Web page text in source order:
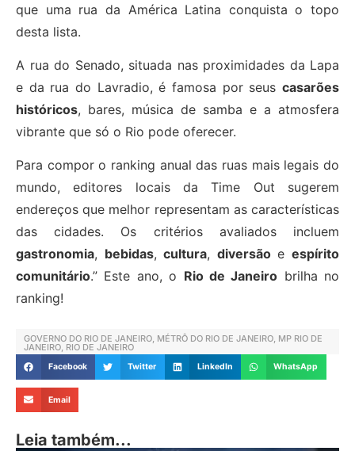
que uma rua da América Latina conquista o topo
desta lista.
A rua do Senado, situada nas proximidades da Lapa
e da rua do Lavradio, é famosa por seus casarões
históricos, bares, música de samba e a atmosfera
vibrante que só o Rio pode oferecer.
Para compor o ranking anual das ruas mais legais do
mundo, editores locais da Time Out sugerem
endereços que melhor representam as características
das cidades. Os critérios avaliados incluem
gastronomia, bebidas,cultura, diversãoeespírito
comunitário.” Este ano, o Rio de Janeiro brilha no
ranking!
GOVERNO DO RIO DE JANEIRO, MÉTRÔ DO RIO DE JANEIRO, MP RIO DE
JANEIRO, RIO DE JANEIRO
Facebook Twitter LinkedIn WhatsApp
Email
Leia também...